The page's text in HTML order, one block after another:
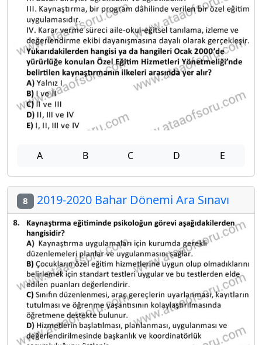
A B C D E
8 2019-2020 Bahar Dönemi Ara Sınavı